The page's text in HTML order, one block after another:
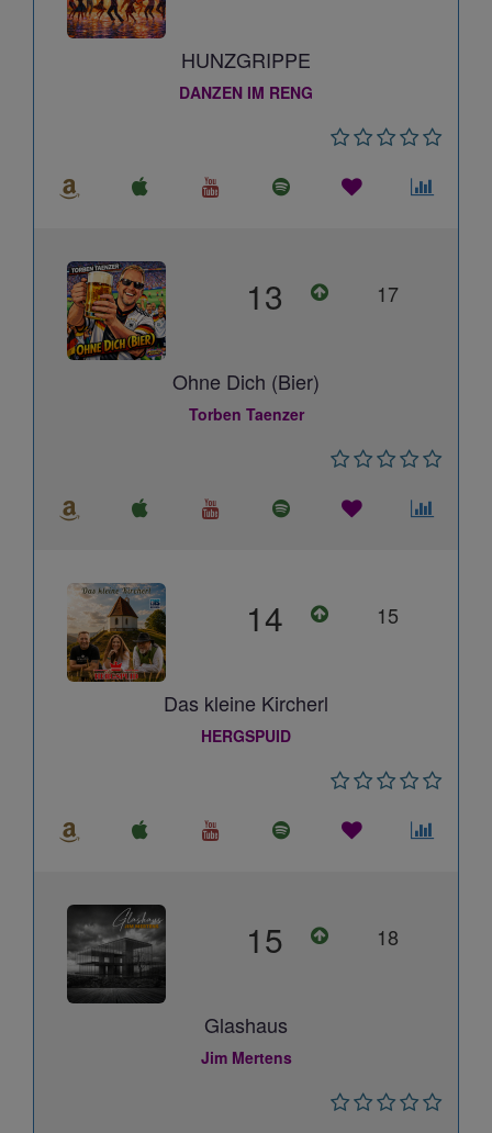
HUNZGRIPPE
DANZEN IM RENG
13 17
Ohne Dich (Bier)
Torben Taenzer
14 15
Das kleine Kircherl
HERGSPUID
15 18
Glashaus
Jim Mertens